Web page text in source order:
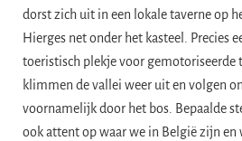
dorst zich uit in een lokale taverne op
Hierges net onder het kasteel. Precies
toeristisch plekje voor gemotoriseerde
klimmen de vallei weer uit en volgen
voornamelijk door het bos. Bepaalde
ook attent op waar we in België zijn en